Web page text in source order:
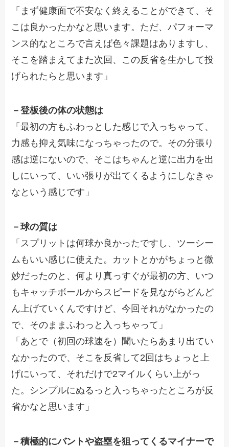
「まず健康面で不安なく終えることができて、そ
こは良かったかなと思います。ただ、パフォーマ
ンス的なところで言えば色々課題はありますし、
そこを踏まえてまた次回、この反省を生かして投
げられたらと思います」
－登板後の体の状態は
「最初の方もふわっとした感じで入っちゃって、
力感も抑え気味になっちゃったので。その分張り
感は逆にないので、そこはちゃんと逆に出力を出
しにいって、いい張りが出てくるようにしなきゃ
なという感じです」
－球の質は
「スプリットは何球か良かったですし、ツーシー
ムもいい感じに使えた。カットとかがちょっと微
妙だったのと、何より真っすぐが最初の方、いつ
もキャッチボールからスピードを見ながらどんど
ん上げていくんですけど、今回それがなかったの
で、そのままふわっと入っちゃって」
「あとで（初回の球速を）聞いたらあまり出てい
なかったので、そこを反省して2回はちょっと上
げにいって、それだけで2マイルくらい上がっ
た。シンプルにぬるっと入っちゃったところが反
省かなと思います」
－積極的にバントや盗塁を狙ってくるマイナーで